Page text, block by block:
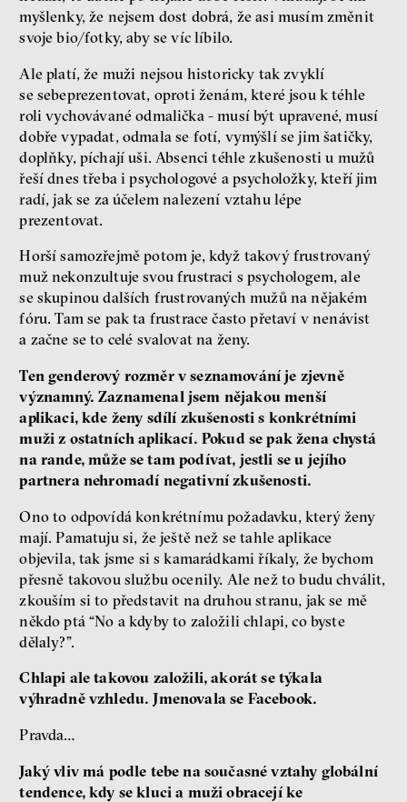
myšlenky, že nejsem dost dobrá, že asi musím změnit
svoje bio/fotky, aby se víc líbilo.
Ale platí, že muži nejsou historicky tak zvyklí
se sebeprezentovat, oproti ženám, které jsou k téhle
roli vychovávané odmalička - musí být upravené, musí
dobře vypadat, odmala se fotí, vymýšlí se jim šatičky,
doplňky, píchají uši. Absenci téhle zkušenosti u mužů
řeší dnes třeba i psychologové a psycholožky, kteří jim
radí, jak se za účelem nalezení vztahu lépe
prezentovat.
Horší samozřejmě potom je, když takový frustrovaný
muž nekonzultuje svou frustraci s psychologem, ale
se skupinou dalších frustrovaných mužů na nějakém
fóru. Tam se pak ta frustrace často přetaví v nenávist
a začne se to celé svalovat na ženy.
Ten genderový rozměr v seznamování je zjevně
významný. Zaznamenal jsem nějakou menší
aplikaci, kde ženy sdílí zkušenosti s konkrétními
muži z ostatních aplikací. Pokud se pak žena chystá
na rande, může se tam podívat, jestli se u jejího
partnera nehromadí negativní zkušenosti.
Ono to odpovídá konkrétnímu požadavku, který ženy
mají. Pamatuju si, že ještě než se tahle aplikace
objevila, tak jsme si s kamarádkami říkaly, že bychom
přesně takovou službu ocenily. Ale než to budu chválit,
zkouším si to představit na druhou stranu, jak se mě
někdo ptá “No a kdyby to založili chlapi, co byste
dělaly?”.
Chlapi ale takovou založili, akorát se týkala
výhradně vzhledu. Jmenovala se Facebook.
Pravda…
Jaký vliv má podle tebe na současné vztahy globální
tendence, kdy se kluci a muži obracejí ke